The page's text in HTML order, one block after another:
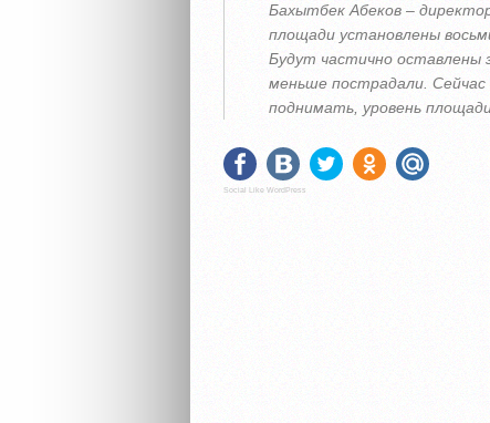
Бахытбек Абеков –
площади установлены
Будут частично оставлены
меньше пострадали.
поднимать, уровень
Social Like WordPress